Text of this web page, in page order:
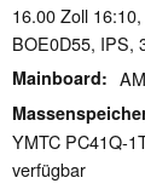
16.00 Zoll
BOE0D55, IPS,
Mainboard
YMTC PC41Q-
verfügbar